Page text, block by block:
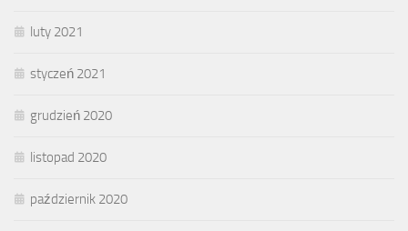
luty 2021
styczeń 2021
grudzień 2020
listopad 2020
październik 2020